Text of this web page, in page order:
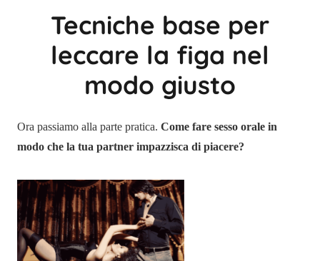
Tecniche base per
leccare la figa nel
modo giusto
Ora passiamo alla parte pratica. Come fare sesso orale in
modo che la tua partner impazzisca di piacere?